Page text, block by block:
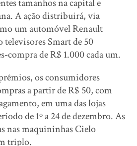
tamanhos na capital e
A ação distribuirá, via
um automóvel Renault
Smart de 50
compra de R$ 1.000 cada um.
os consumidores
a partir de R$ 50, com
em uma das lojas
de 1º a 24 de dezembro. As
nas maquininhas Cielo
triplo.